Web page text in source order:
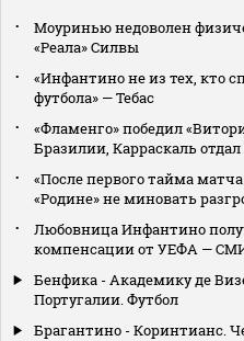
Моуринью недоволен
«Реала» Силвы
«Инфантино не из тех, кто
футбола» — Тебас
«Фламенго» победил
Бразилии, Карраскаль отдал
«После первого тайма
«Родине» не миновать
Любовница Инфантино
компенсации от УЕФА —
Бенфика - Академику де
Португалии. Футбол
Брагантино - Коринтианс.